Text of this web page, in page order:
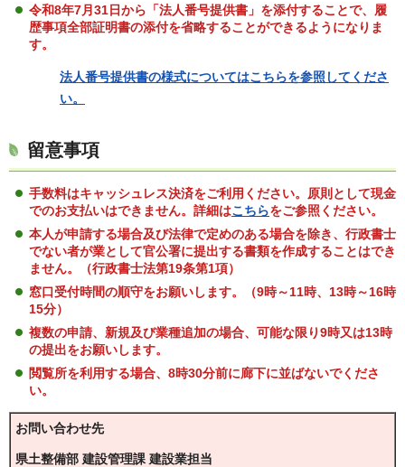
令和8年7月31日から「法人番号提供書」を添付することで、履
歴事項全部証明書の添付を省略することができるようになりま
す。
法人番号提供書の様式についてはこちらを参照してくださ
い。
留意事項
手数料はキャッシュレス決済をご利用ください。原則として現金
でのお支払いはできません。詳細はこちらをご参照ください。
本人が申請する場合及び法律で定めのある場合を除き、行政書士
でない者が業として官公署に提出する書類を作成することはでき
ません。（行政書士法第19条第1項）
窓口受付時間の順守をお願いします。（9時～11時、13時～16時
15分）
複数の申請、新規及び業種追加の場合、可能な限り9時又は13時
の提出をお願いします。
閲覧所を利用する場合、8時30分前に廊下に並ばないでくださ
い。
お問い合わせ先
県土整備部 建設管理課 建設業担当